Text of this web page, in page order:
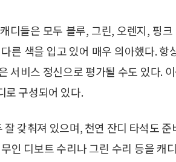
디들은 모두 블루, 그린, 오렌지, 핑
른 색을 입고 있어 매우 의아했다. 항
서비스 정신으로 평가될 수도 있다.
로 구성되어 있다.
갖춰져 있으며, 천연 잔디 타석도
인 디보트 수리나 그린 수리 등을 캐